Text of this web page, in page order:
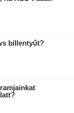
billentyűt?